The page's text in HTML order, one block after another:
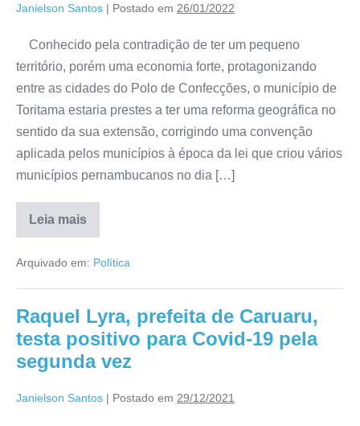
Janielson Santos | Postado em 26/01/2022
Conhecido pela contradição de ter um pequeno
território, porém uma economia forte, protagonizando
entre as cidades do Polo de Confecções, o município de
Toritama estaria prestes a ter uma reforma geográfica no
sentido da sua extensão, corrigindo uma convenção
aplicada pelos municípios à época da lei que criou vários
municípios pernambucanos no dia […]
Leia mais
Arquivado em: Política
Raquel Lyra, prefeita de Caruaru,
testa positivo para Covid-19 pela
segunda vez
Janielson Santos | Postado em 29/12/2021